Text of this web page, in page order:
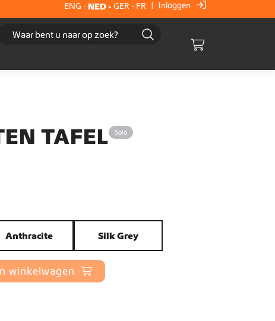
ENG -NED- GER - FR | Inloggen
Cart
TAFEL Solo
Anthracite Silk Grey
winkelwagen